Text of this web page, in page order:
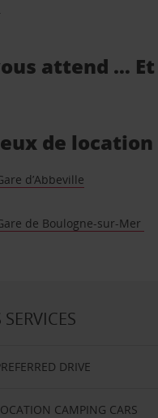
attend …
de
d’Abbeville
de Boulogne-sur-Mer
DRIVE
CAMPING CARS